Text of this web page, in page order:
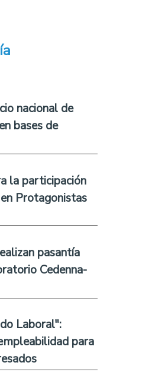
nacional de
bases de
la participación
Protagonistas
pasantía
Cedenna-
Laboral":
para